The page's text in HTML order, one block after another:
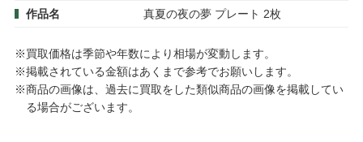
作品名 真夏の夜の夢 プレート 2枚
※買取価格は季節や年数により相場が変動します。
※掲載されている金額はあくまで参考でお願いします。
※商品の画像は、過去に買取をした類似商品の画像を掲載してい
る場合がございます。